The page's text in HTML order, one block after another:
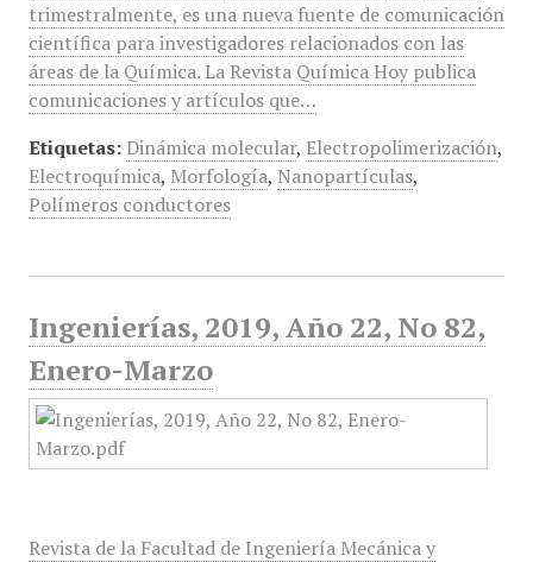
trimestralmente, es una nueva fuente de comunicación
científica para investigadores relacionados con las
áreas de la Química. La Revista Química Hoy publica
comunicaciones y artículos que…
Etiquetas: Dinámica molecular, Electropolimerización,
Electroquímica, Morfología, Nanopartículas,
Polímeros conductores
Ingenierías, 2019, Año 22, No 82,
Enero-Marzo
Revista de la Facultad de Ingeniería Mecánica y